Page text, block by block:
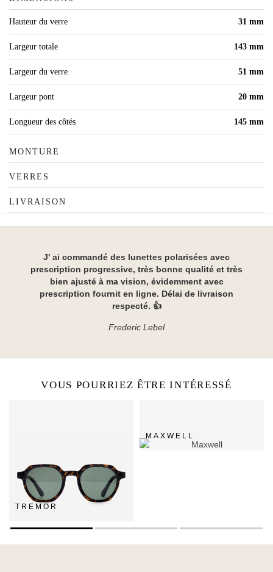
Hauteur du verre 31 mm
Largeur totale 143 mm
Largeur du verre 51 mm
Largeur pont 20 mm
Longueur des côtés 145 mm
MONTURE
VERRES
LIVRAISON
J' ai commandé des lunettes polarisées avec
prescription progressive, très bonne qualité et très
bien ajusté à ma vision, évidemment avec
prescription fournit en ligne. Délai de livraison
respecté. 👍
Frederic Lebel
VOUS POURRIEZ ÊTRE INTÉRESSÉ
TREMOR
MAXWELL